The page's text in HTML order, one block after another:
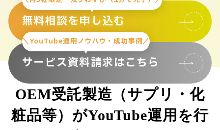
無料相談を申し込む
＼YouTube運用ノウハウ・成功事例／
サービス資料請求はこちら
OEM受託製造（サプリ・化
粧品等）がYouTube運用を行